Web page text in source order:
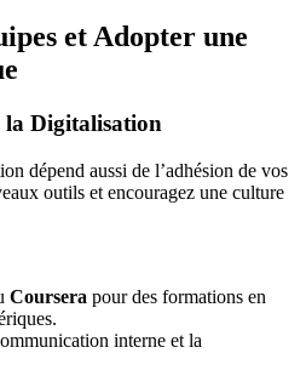
et Adopter une
Digitalisation
dépend aussi de l’adhésion de vos
outils et encouragez une culture
Coursera pour des formations en
interne et la